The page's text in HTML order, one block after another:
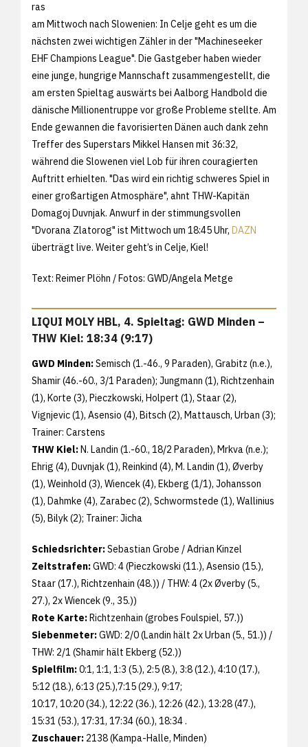
ras
am Mittwoch nach Slowenien: In Celje geht es um die
nächsten zwei wichtigen Zähler in der "Machineseeker
EHF Champions League". Die Gastgeber haben wieder
eine junge, hungrige Mannschaft zusammengestellt, die
am ersten Spieltag auswärts bei Aalborg Handbold die
dänische Millionentruppe vor große Probleme stellte. Am
Ende gewannen die favorisierten Dänen auch dank zehn
Treffer des Superstars Mikkel Hansen mit 36:32,
während die Slowenen viel Lob für ihren couragierten
Auftritt erhielten. "Das wird ein richtig schweres Spiel in
einer großartigen Atmosphäre", ahnt THW-Kapitän
Domagoj Duvnjak. Anwurf in der stimmungsvollen
"Dvorana Zlatorog" ist Mittwoch um 18:45 Uhr, DAZN
überträgt live. Weiter geht’s in Celje, Kiel!
Text: Reimer Plöhn / Fotos: GWD/Angela Metge
LIQUI MOLY HBL, 4. Spieltag: GWD Minden –
THW Kiel: 18:34 (9:17)
GWD Minden:Semisch (1.-46., 9 Paraden), Grabitz (n.e.),
Shamir (46.-60., 3/1 Paraden); Jungmann (1), Richtzenhain
(1), Korte (3), Pieczkowski, Holpert (1), Staar (2),
Vignjevic (1), Asensio (4), Bitsch (2), Mattausch, Urban (3);
Trainer: Carstens
THW Kiel:N. Landin (1.-60., 18/2 Paraden), Mrkva (n.e.);
Ehrig (4), Duvnjak (1), Reinkind (4), M. Landin (1), Øverby
(1), Weinhold (3), Wiencek (4), Ekberg (1/1), Johansson
(1), Dahmke (4), Zarabec (2), Schwormstede (1), Wallinius
(5), Bilyk (2); Trainer: Jicha
Schiedsrichter:Sebastian Grobe / Adrian Kinzel
Zeitstrafen:GWD: 4 (Pieczkowski (11.), Asensio (15.),
Staar (17.), Richtzenhain (48.)) / THW: 4 (2x Øverby (5.,
27.), 2x Wiencek (9., 35.))
Rote Karte:Richtzenhain (grobes Foulspiel, 57.))
Siebenmeter:GWD: 2/0 (Landin hält 2x Urban (5., 51.)) /
THW: 2/1 (Shamir hält Ekberg (52.))
Spielfilm:0:1, 1:1, 1:3 (5.), 2:5 (8.), 3:8 (12.), 4:10 (17.),
5:12 (18.), 6:13 (25.),7:15 (29.), 9:17;
10:17, 10:20 (34.), 12:22 (36.), 12:26 (42.), 13:28 (47.),
15:31 (53.), 17:31, 17:34 (60.), 18:34 .
Zuschauer: 2138 (Kampa-Halle, Minden)